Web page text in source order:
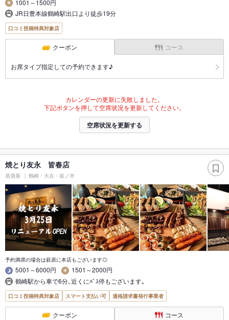
1001～1500円
JR日豊本線鶴崎駅出口より徒歩19分
口コミ投稿特典対象店
クーポン コース
お席タイプ指定しての予約できます♪
カレンダーの更新に失敗しました。
下記ボタンを押して空席状況を更新してください。
空席状況を更新する
焼とり友永 皆春店
居酒屋 鶴崎・大在・坂ノ市
予約満席の場合は萩原に本店もございます◎
5001～6000円
1501～2000円
鶴崎駅から車で6分､近くにﾊﾞｽ停もございます｡
口コミ投稿特典対象店 スマート支払い可 適格請求書発行事業者
クーポン コース